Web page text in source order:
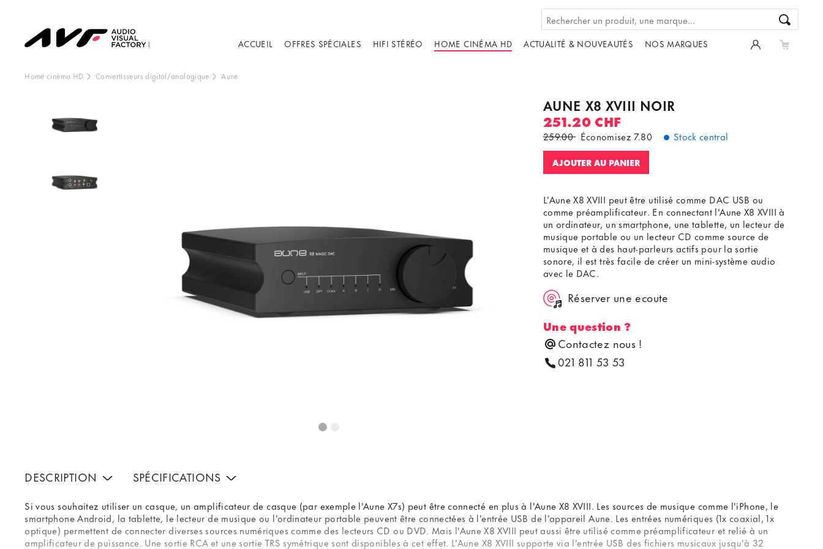
ACCUEIL OFFRES SPÉCIALES HIFI STÉRÉO HOME CINÉMA HD ACTUALITÉ & NOUVEAUTÉS NOS MARQUES
Home cinéma HD Convertisseurs digital/analogique Aune
AUNE X8 XVIII NOIR
251.20 CHF
259.00 Économisez7.80 Stock central
AJOUTER AU PANIER
L'Aune X8 XVIII peut être utilisé comme DAC USB ou
comme préamplificateur. En connectant l'Aune X8 XVIII à
un ordinateur, un smartphone, une tablette, un lecteur de
musique portable ou un lecteur CD comme source de
musique et à des haut-parleurs actifs pour la sortie
sonore, il est très facile de créer un mini-système audio
avec le DAC.
Réserver une ecoute
Une question ?
Contactez nous !
021 811 53 53
DESCRIPTION
Si vous souhaitez utiliser un casque, un amplificateur de casque (par exemple l'Aune X7s) peut être connecté en plus à l'Aune X8 XVIII. Les sources de musique comme l'iPhone, le
smartphone Android, la tablette, le lecteur de musique ou l'ordinateur portable peuvent être connectées à l'entrée USB de l'appareil Aune. Les entrées numériques (1x coaxial, 1x
optique) permettent de connecter diverses sources numériques comme des lecteurs CD ou DVD. Mais l'Aune X8 XVIII peut aussi être utilisé comme préamplificateur et relié à un
amplificateur de puissance. Une sortie RCA et une sortie TRS symétrique sont disponibles à cet effet. L'Aune X8 XVIII supporte via l'entrée USB des fichiers musicaux jusqu'à 32
SPÉCIFICATIONS